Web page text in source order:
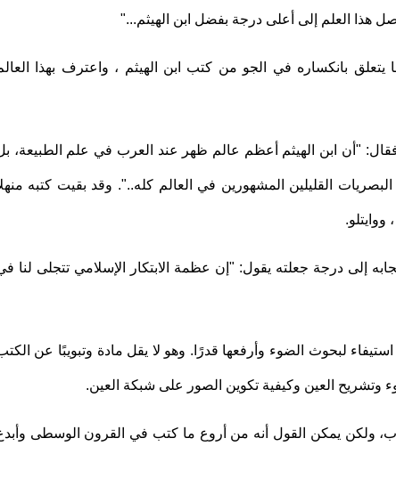
هذا العلم إلى أعلى درجة بفضل ابن الهيثم..."
بانكساره في الجو من كتب ابن الهيثم ، واعترف بهذا
"أن ابن الهيثم أعظم عالم ظهر عند العرب في علم الطبيعة،
القليلين المشهورين في العالم كله..". وقد بقيت كتبه
درجة جعلته يقول: "إن عظمة الابتكار الإسلامي تتجلى لنا
لبحوث الضوء وأرفعها قدرًا. وهو لا يقل مادة وتبويبًا عن
وتشريح العين وكيفية تكوين الصور على شبكة العين.
ولكن يمكن القول أنه من أروع ما كتب في القرون الوسطى